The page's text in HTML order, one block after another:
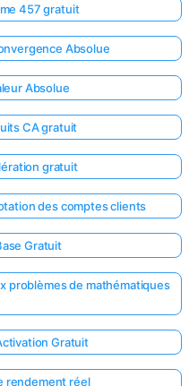
457 gratuit
Absolue
Absolue
CA gratuit
gratuit
des comptes clients
Gratuit
problèmes de mathématiques
Gratuit
rendement réel